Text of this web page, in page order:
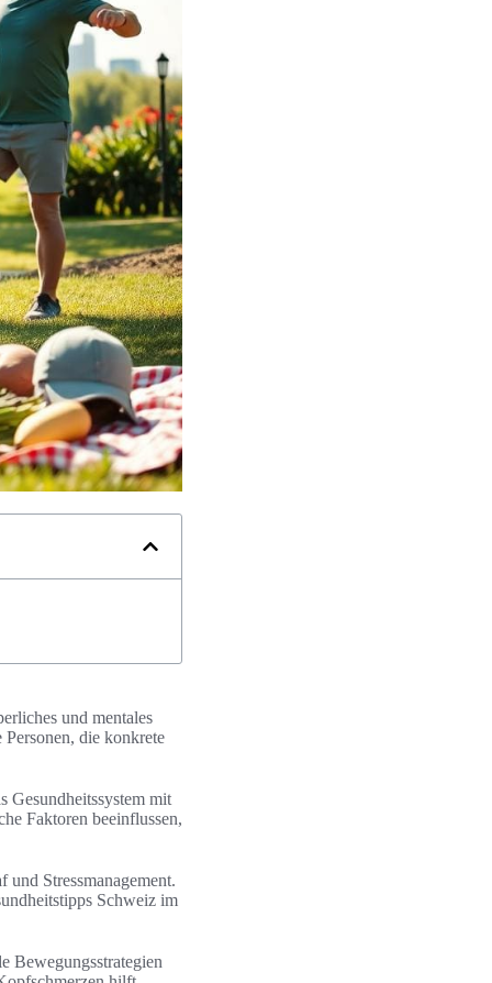
und mentales
die konkrete
Gesundheitssystem mit
Faktoren beeinflussen,
Stressmanagement.
Schweiz im
Bewegungsstrategien